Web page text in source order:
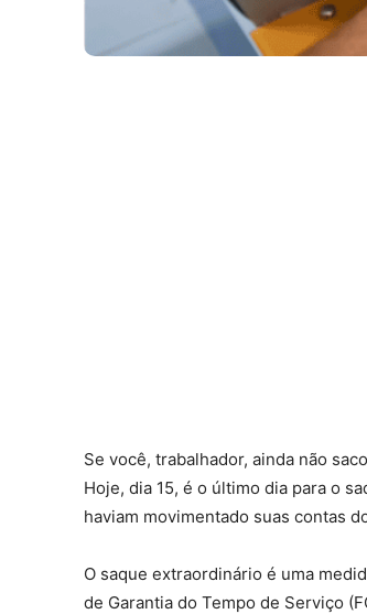
Se você, trabalhador, ainda não
Hoje, dia 15, é o último dia para o
haviam movimentado suas contas
O saque extraordinário é uma
de Garantia do Tempo de Serviço